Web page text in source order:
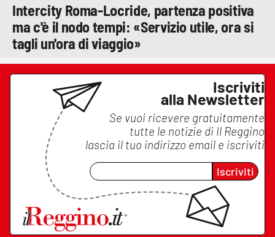
Intercity Roma-Locride, partenza positiva
ma c'è il nodo tempi: «Servizio utile, ora si
tagli un'ora di viaggio»
Iscriviti
alla Newsletter
Se vuoi ricevere gratuitamente
tutte le notizie di Il Reggino
lascia il tuo indirizzo email e iscriviti
Iscriviti